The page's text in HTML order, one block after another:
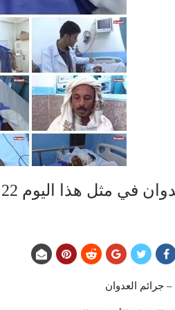
في مثل هذا اليوم 22 مايو 2019م
جرائم العدوان